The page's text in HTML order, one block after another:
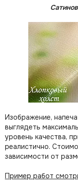
Изображение,
выглядеть
уровень качества,
реалистично.
зависимости от
Пример работ